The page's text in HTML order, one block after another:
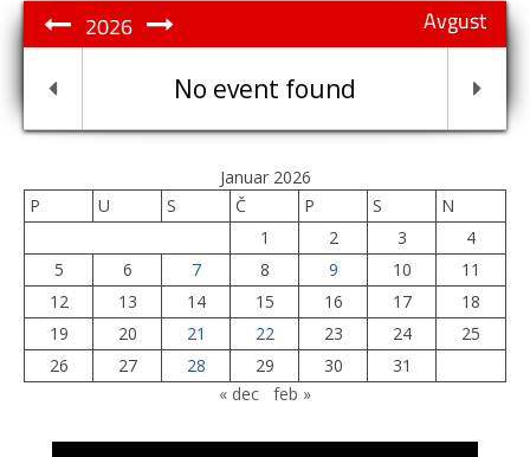
Avgust
2026
No event found
Januar 2026
P
U S Č P S
N
1
2 3
4
5
6 7 8 9 10
11
12
13 14 15 16 17
18
19
20 21 22 23 24
25
26
27 28 29 30
31
« dec
feb »